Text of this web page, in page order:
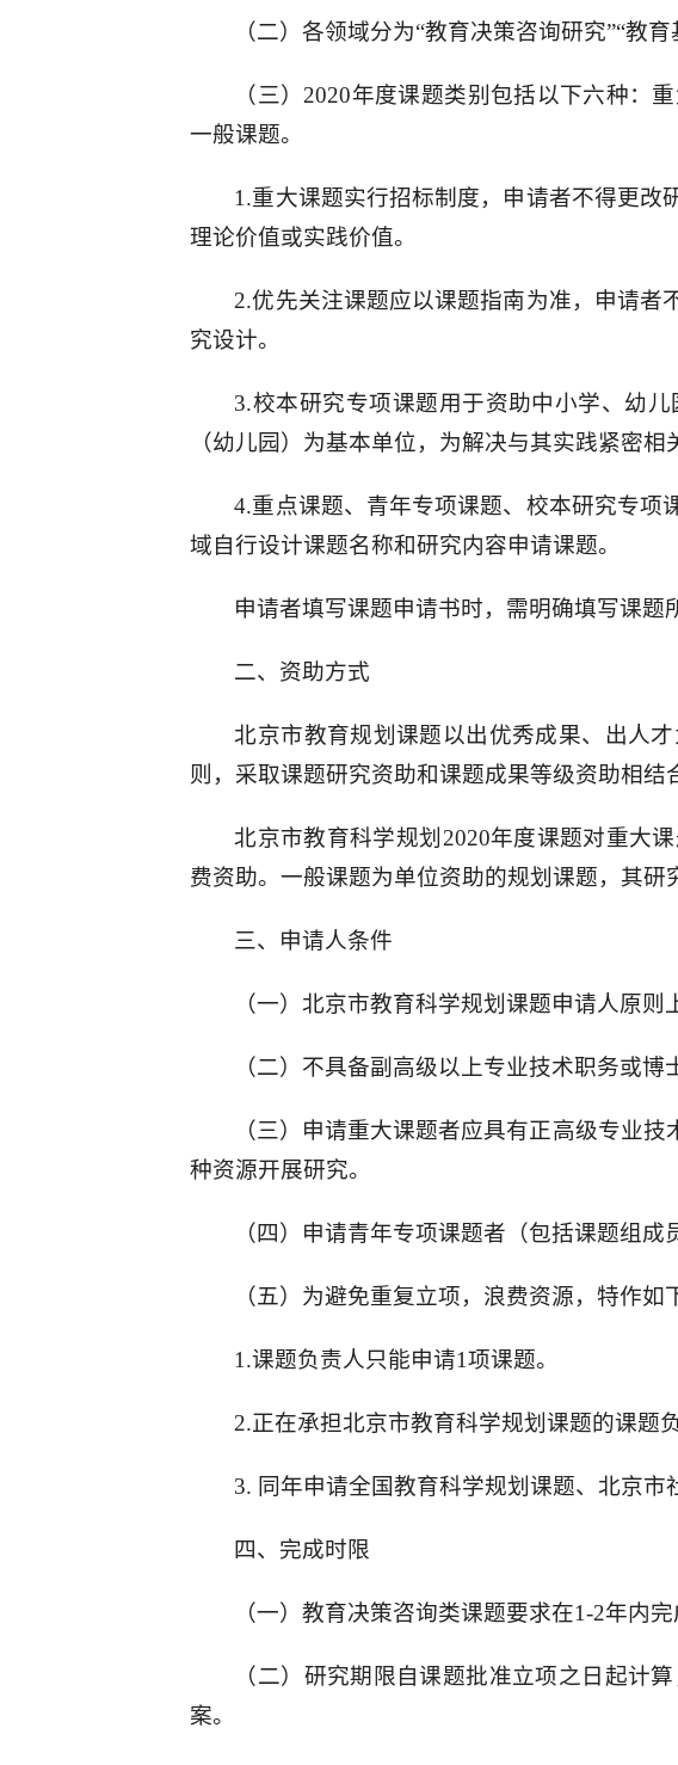
（二）各领域分为“教育决策咨询研究”“教
（三）2020年度课题类别包括以下六种：
一般课题。
1.重大课题实行招标制度，申请者不得更改
理论价值或实践价值。
2.优先关注课题应以课题指南为准，申请者
究设计。
3.校本研究专项课题用于资助中小学、幼
（幼儿园）为基本单位，为解决与其实践紧密
4.重点课题、青年专项课题、校本研究专项
域自行设计课题名称和研究内容申请课题。
申请者填写课题申请书时，需明确填写课题
二、资助方式
北京市教育规划课题以出优秀成果、出人
则，采取课题研究资助和课题成果等级资助相结
北京市教育科学规划2020年度课题对重大
费资助。一般课题为单位资助的规划课题，其研
三、申请人条件
（一）北京市教育科学规划课题申请人原
（二）不具备副高级以上专业技术职务或
（三）申请重大课题者应具有正高级专业
种资源开展研究。
（四）申请青年专项课题者（包括课题组
（五）为避免重复立项，浪费资源，特作如
1.课题负责人只能申请1项课题。
2.正在承担北京市教育科学规划课题的课题
3. 同年申请全国教育科学规划课题、北京市
四、完成时限
（一）教育决策咨询类课题要求在1-2年内
（二）研究期限自课题批准立项之日起计
案。